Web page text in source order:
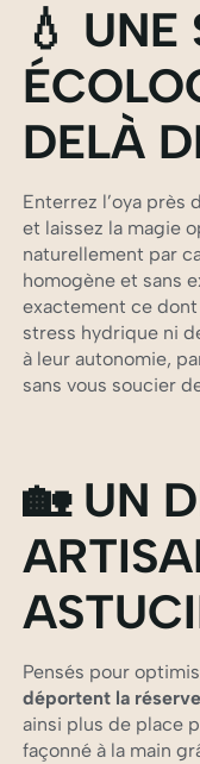
💧 UNE
DELÀ
Enterrez l’oya près
et laissez la magie
naturellement par
homogène et sans
exactement ce
stress hydrique ni
à leur autonomie,
sans vous soucier
🏡 UN
Pensés pour
déportent la
ainsi plus de place
façonné à la main